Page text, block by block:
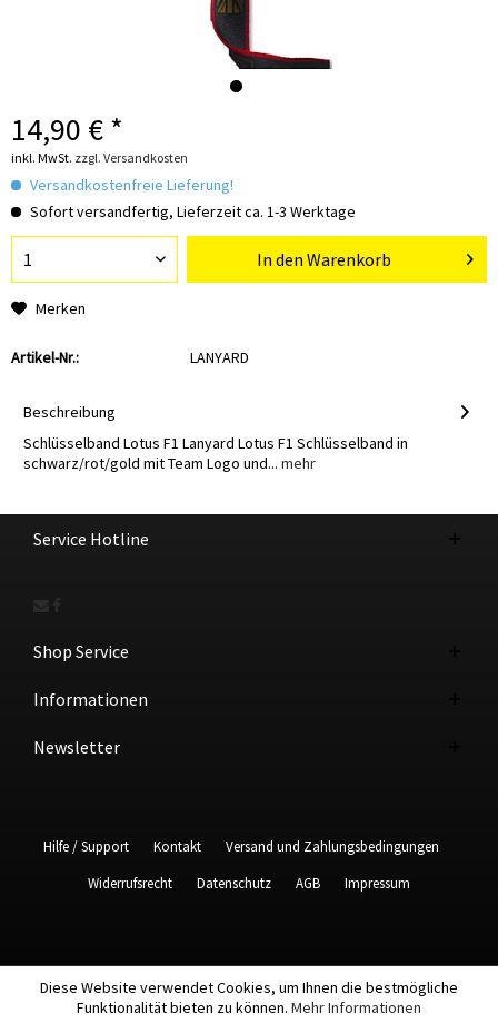
14,90 € *
inkl. MwSt. zzgl. Versandkosten
Versandkostenfreie Lieferung!
Sofort versandfertig, Lieferzeit ca. 1-3 Werktage
In den Warenkorb
Merken
Artikel-Nr.: LANYARD
Beschreibung
Schlüsselband Lotus F1 Lanyard Lotus F1 Schlüsselband in
schwarz/rot/gold mit Team Logo und... mehr
Service Hotline
Shop Service
Informationen
Newsletter
Hilfe / Support Kontakt
Versand und Zahlungsbedingungen
Widerrufsrecht
Datenschutz AGB Impressum
Diese Website verwendet Cookies, um Ihnen die bestmögliche
Funktionalität bieten zu können. Mehr Informationen